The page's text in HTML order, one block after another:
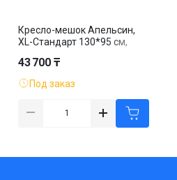
Кресло-мешок Апельсин,
XL-Стандарт 130*95 см,
43 700 ₸
Под заказ